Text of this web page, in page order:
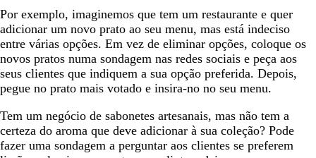
Por exemplo, imaginemos que tem um restaurante e quer
adicionar um novo prato ao seu menu, mas está indeciso
entre várias opções. Em vez de eliminar opções, coloque os
novos pratos numa sondagem nas redes sociais e peça aos
seus clientes que indiquem a sua opção preferida. Depois,
pegue no prato mais votado e insira-no no seu menu.
Tem um negócio de sabonetes artesanais, mas não tem a
certeza do aroma que deve adicionar à sua coleção? Pode
fazer uma sondagem a perguntar aos clientes se preferem